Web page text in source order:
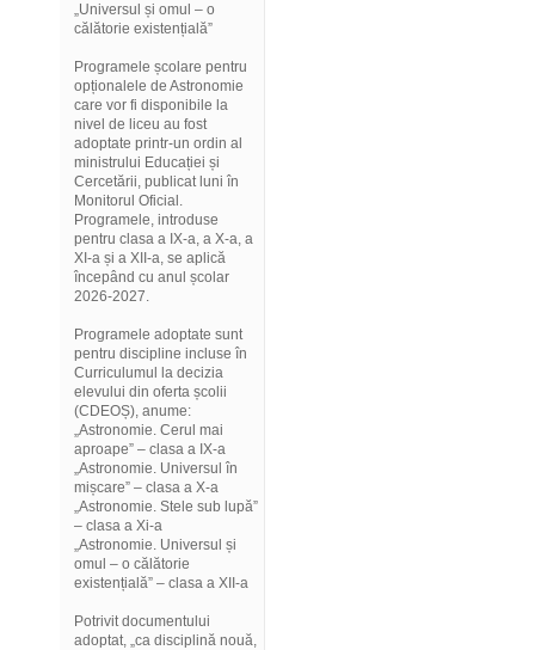
„Universul și omul – o
călătorie existențială”
Programele școlare pentru
opționalele de Astronomie
care vor fi disponibile la
nivel de liceu au fost
adoptate printr-un ordin al
ministrului Educației și
Cercetării, publicat luni în
Monitorul Oficial.
Programele, introduse
pentru clasa a IX-a, a X-a, a
XI-a și a XII-a, se aplică
începând cu anul școlar
2026-2027.
Programele adoptate sunt
pentru discipline incluse în
Curriculumul la decizia
elevului din oferta școlii
(CDEOȘ), anume:
„Astronomie. Cerul mai
aproape” – clasa a IX-a
„Astronomie. Universul în
mișcare” – clasa a X-a
„Astronomie. Stele sub lupă”
– clasa a Xi-a
„Astronomie. Universul și
omul – o călătorie
existențială” – clasa a XII-a
Potrivit documentului
adoptat, „ca disciplină nouă,